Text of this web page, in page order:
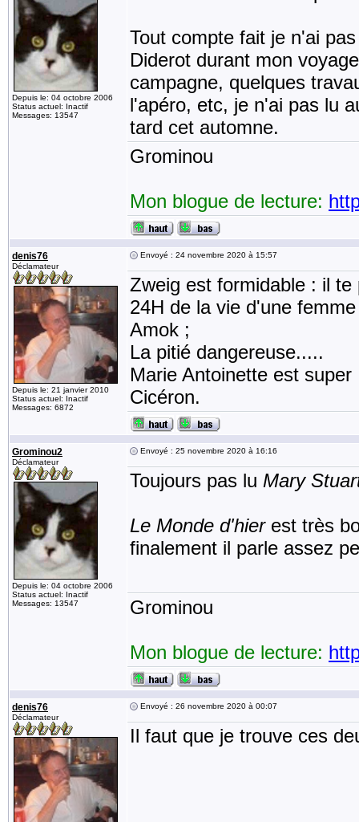
Depuis le: 04 octobre 2006
Status actuel: Inactif
Messages: 13547
Tout compte fait je n'ai
Diderot durant mon
campagne, quelques
l'apéro, etc, je n'ai pas lu
tard cet automne.
Grominou
Mon blogue de lecture:
denis76
Déclamateur
Depuis le: 21 janvier 2010
Status actuel: Inactif
Messages: 6872
Envoyé : 24 novembre 2020 à 15:57
Zweig est formidable : il
24H de la vie d'une
Amok ;
La pitié dangereuse.....
Marie Antoinette est super
Cicéron.
Grominou2
Déclamateur
Depuis le: 04 octobre 2006
Status actuel: Inactif
Messages: 13547
Envoyé : 25 novembre 2020 à 16:16
Toujours pas lu Mary
Le Monde d'hierest très
finalement il parle assez
Grominou
Mon blogue de lecture:
denis76
Déclamateur
Envoyé : 26 novembre 2020 à 00:07
Il faut que je trouve ces